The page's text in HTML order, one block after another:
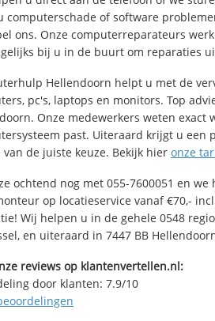
computerschade of software
ons. Onze computerreparateurs
bij u in de buurt om reparaties
Hellendoorn helpt u met de
pc's, laptops en monitors. Top
Onze medewerkers weten exact
past. Uiteraard krijgt u een
van de juiste keuze. Bekijk hier onze
ochtend nog met 055-7600051 en
op locatieservice vanaf €70,-
Wij helpen u in de gehele 0548
en uiteraard in 7447 BB
reviews op klantenvertellen.nl:
door klanten: 7.9/10